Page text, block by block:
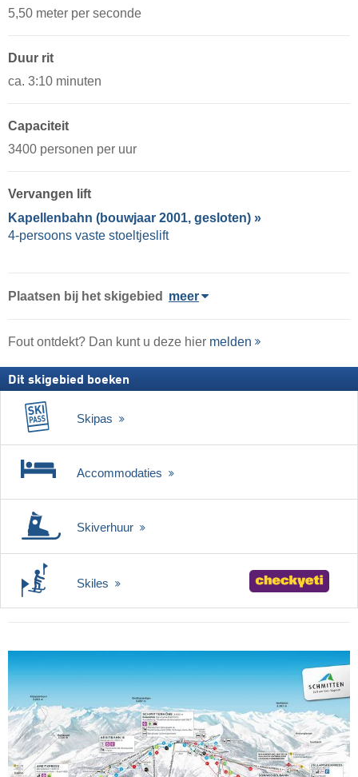
5,50 meter per seconde
Duur rit
ca. 3:10 minuten
Capaciteit
3400 personen per uur
Vervangen lift
Kapellenbahn (bouwjaar 2001, gesloten) »
4-persoons vaste stoeltjeslift
Plaatsen bij het skigebied meer
Fout ontdekt? Dan kunt u deze hier melden
Dit skigebied boeken
Skipas
Accommodaties
Skiverhuur
Skiles